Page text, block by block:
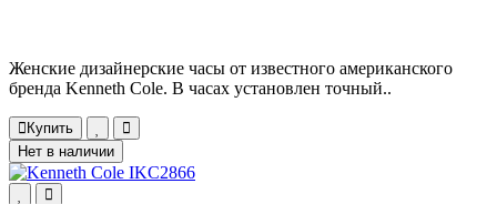
Женские дизайнерские часы от известного американского
бренда Kenneth Cole. В часах установлен точный..
Купить
Нет в наличии